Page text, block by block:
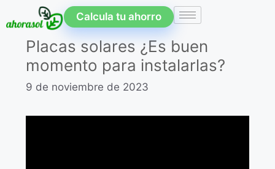
Calcula tu ahorro
Placas solares ¿Es buen
momento para instalarlas?
9 de noviembre de 2023